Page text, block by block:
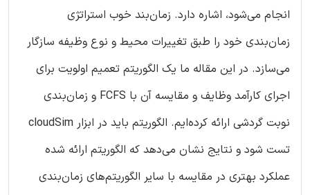
انجام می‌شود، اشاره دارد. زمان‌بند خوب استراتژی
زمان‌بندی خود را طبق تغییرات محیط و نوع وظیفه سازگار
می‌سازد. در این مقاله ما یک الگوریتم تعمیم اولویت برای
اجرای کارآمد وظایف و مقایسه آن با FCFS و زمان‌بندی
نوبت گردشی ارائه کرده‌ایم. الگوریتم باید در ابزار cloudSim
تست شود و نتایج نشان می‌دهد که الگوریتم ارائه شده
عملکرد بهتری در مقایسه با سایر الگوریتم‌های زمان‌بندی